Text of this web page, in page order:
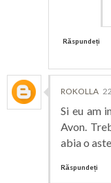
Răspundeți
ROKOLLA
Si eu am
Avon.
abia o
Răspundeți